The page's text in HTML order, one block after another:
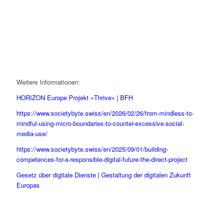
Weitere Informationen:
HORIZON Europe Projekt «Thrive» | BFH
https://www.societybyte.swiss/en/2026/02/26/from-mindless-to-
mindful-using-micro-boundaries-to-counter-excessive-social-
media-use/
https://www.societybyte.swiss/en/2025/09/01/building-
competences-for-a-responsible-digital-future-the-direct-project
Gesetz über digitale Dienste | Gestaltung der digitalen Zukunft
Europas